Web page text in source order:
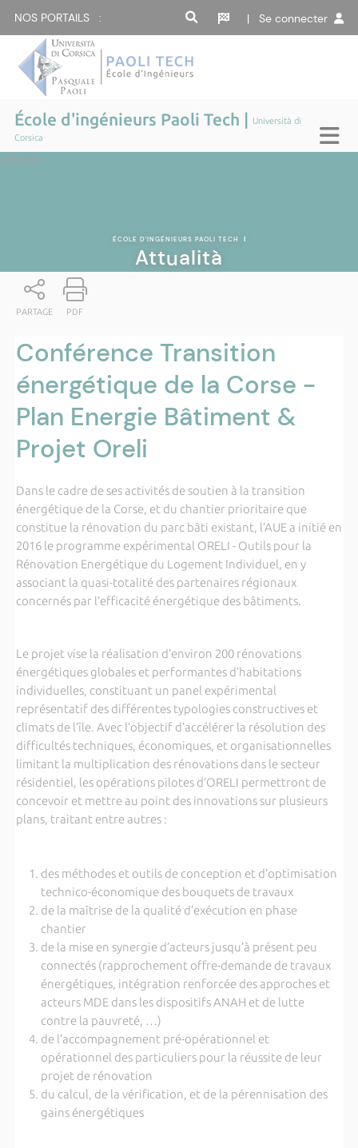
NOS PORTAILS : | Se connecter
École d'ingénieurs Paoli Tech |
Università di
Corsica
Attualità
ÉCOLE D'INGÉNIEURS PAOLI TECH |
Attualità
PARTAGE PDF
Conférence Transition
énergétique de la Corse -
Plan Energie Bâtiment &
Projet Oreli
Dans le cadre de ses activités de soutien à la transition
énergétique de la Corse, et du chantier prioritaire que
constitue la rénovation du parc bâti existant, l’AUE a initié en
2016 le programme expérimental ORELI - Outils pour la
Rénovation Energétique du Logement Individuel, en y
associant la quasi-totalité des partenaires régionaux
concernés par l’efficacité énergétique des bâtiments.
Le projet vise la réalisation d’environ 200 rénovations
énergétiques globales et performantes d’habitations
individuelles, constituant un panel expérimental
représentatif des différentes typologies constructives et
climats de l’île. Avec l’objectif d’accélérer la résolution des
difficultés techniques, économiques, et organisationnelles
limitant la multiplication des rénovations dans le secteur
résidentiel, les opérations pilotes d’ORELI permettront de
concevoir et mettre au point des innovations sur plusieurs
plans, traitant entre autres :
des méthodes et outils de conception et d’optimisation
technico-économique des bouquets de travaux
de la maîtrise de la qualité d’exécution en phase
chantier
de la mise en synergie d’acteurs jusqu’à présent peu
connectés (rapprochement offre-demande de travaux
énergétiques, intégration renforcée des approches et
acteurs MDE dans les dispositifs ANAH et de lutte
contre la pauvreté, …)
de l’accompagnement pré-opérationnel et
opérationnel des particuliers pour la réussite de leur
projet de rénovation
du calcul, de la vérification, et de la pérennisation des
gains énergétiques